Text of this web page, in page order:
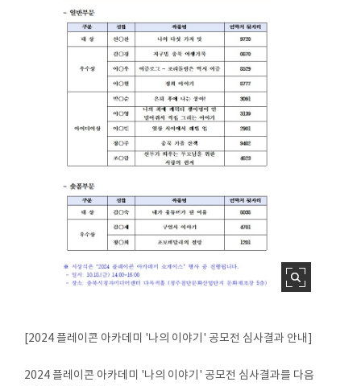
[2024 플레이콘 아카데미 '나의 이야기' 공모전 심사결과 안내]
2024 플레이콘 아카데미 '나의 이야기' 공모전 심사결과를 다음